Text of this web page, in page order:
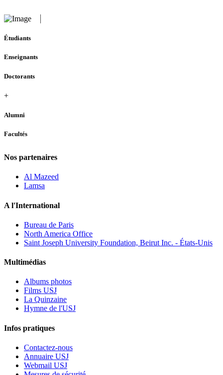
Étudiants
Enseignants
Doctorants
+
Alumni
Facultés
Nos partenaires
Al Mazeed
Lamsa
A l'International
Bureau de Paris
North America Office
Saint Joseph University Foundation, Beirut Inc. - États-Unis
Multimédias
Albums photos
Films USJ
La Quinzaine
Hymne de l'USJ
Infos pratiques
Contactez-nous
Annuaire USJ
Webmail USJ